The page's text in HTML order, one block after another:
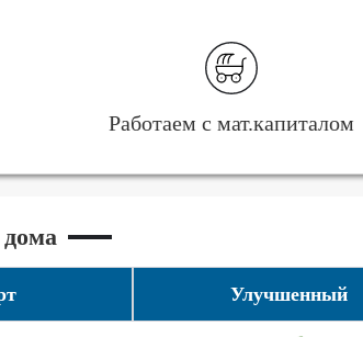
Работаем с мат.капиталом
Улучшенный